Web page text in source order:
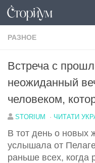
Под записью
РАЗНОЕ
Встреча с
неожиданный
человеком,
STORIUM · ЧИТАТИ
В тот день о новых
услышала от
раньше всех, когда